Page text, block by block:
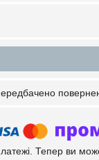
Тепер ви